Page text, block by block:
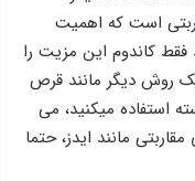
است که اهمیت
فقط کاندوم این مزیت را
روش دیگر مانند قرص
استفاده میکنید، می
مانند ایدز، حتما